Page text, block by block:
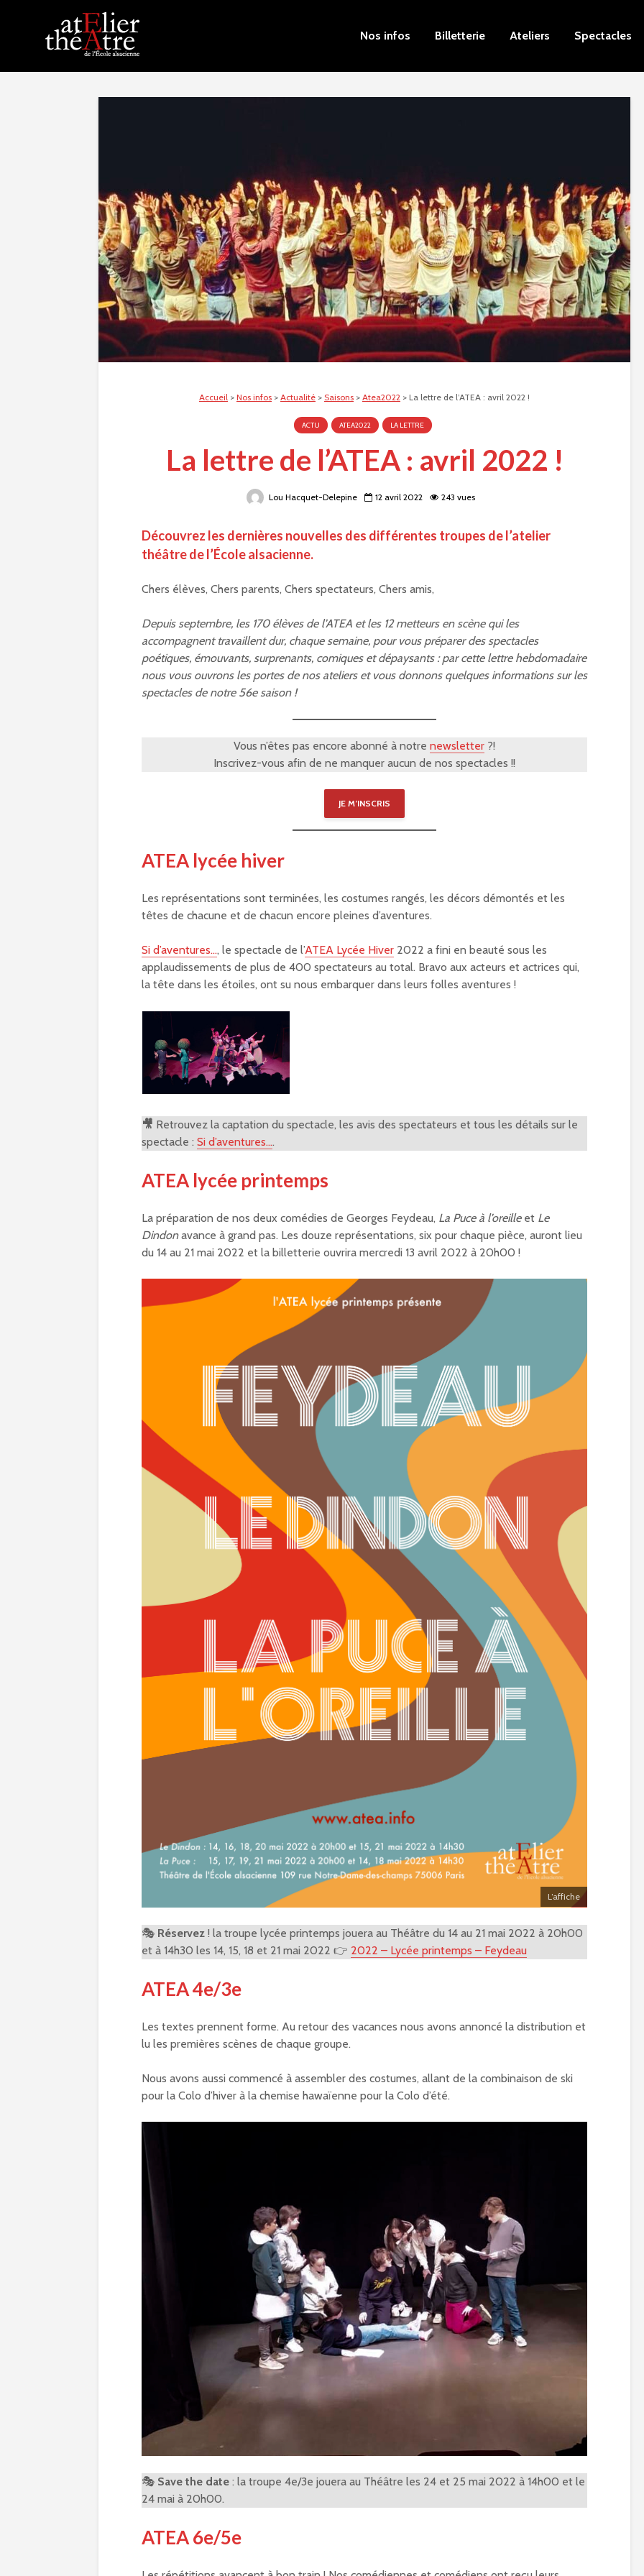
Nos infos Billetterie Ateliers Spectacles
Accueil > Nos infos > Actualité > Saisons > Atea2022 > La lettre de l’ATEA : avril 2022 !
ACTU ATEA2022 LA LETTRE
La lettre de l’ATEA : avril 2022 !
Lou Hacquet-Delepine 12 avril 2022 243 vues
Découvrez les dernières nouvelles des différentes troupes de l’atelier
théâtre de l’École alsacienne.
Chers élèves, Chers parents, Chers spectateurs, Chers amis,
Depuis septembre, les 170 élèves de l’ATEA et les 12 metteurs en scène qui les
accompagnent travaillent dur, chaque semaine, pour vous préparer des spectacles
poétiques, émouvants, surprenants, comiques et dépaysants : par cette lettre hebdomadaire
nous vous ouvrons les portes de nos ateliers et vous donnons quelques informations sur les
spectacles de notre 56e saison !
Vous n’êtes pas encore abonné à notre newsletter ?!
Inscrivez-vous afin de ne manquer aucun de nos spectacles !!
JE M’INSCRIS
ATEA lycée hiver
Les représentations sont terminées, les costumes rangés, les décors démontés et les
têtes de chacune et de chacun encore pleines d’aventures.
Si d’aventures…, le spectacle de l’ATEA Lycée Hiver 2022 a fini en beauté sous les
applaudissements de plus de 400 spectateurs au total. Bravo aux acteurs et actrices qui,
la tête dans les étoiles, ont su nous embarquer dans leurs folles aventures !
🎥 Retrouvez la captation du spectacle, les avis des spectateurs et tous les détails sur le
spectacle : Si d’aventures….
ATEA lycée printemps
La préparation de nos deux comédies de Georges Feydeau, La Puce à l’oreille et Le
Dindonavance à grand pas. Les douze représentations, six pour chaque pièce, auront lieu
du 14 au 21 mai 2022 et la billetterie ouvrira mercredi 13 avril 2022 à 20h00 !
L’affiche
🎭 Réservez ! la troupe lycée printemps jouera au Théâtre du 14 au 21 mai 2022 à 20h00
et à 14h30 les 14, 15, 18 et 21 mai 2022 👉 2022 – Lycée printemps – Feydeau
ATEA 4e/3e
Les textes prennent forme. Au retour des vacances nous avons annoncé la distribution et
lu les premières scènes de chaque groupe.
Nous avons aussi commencé à assembler des costumes, allant de la combinaison de ski
pour la Colo d’hiver à la chemise hawaïenne pour la Colo d’été.
🎭 Save the date : la troupe 4e/3e jouera au Théâtre les 24 et 25 mai 2022 à 14h00 et le
24 mai à 20h00.
ATEA 6e/5e